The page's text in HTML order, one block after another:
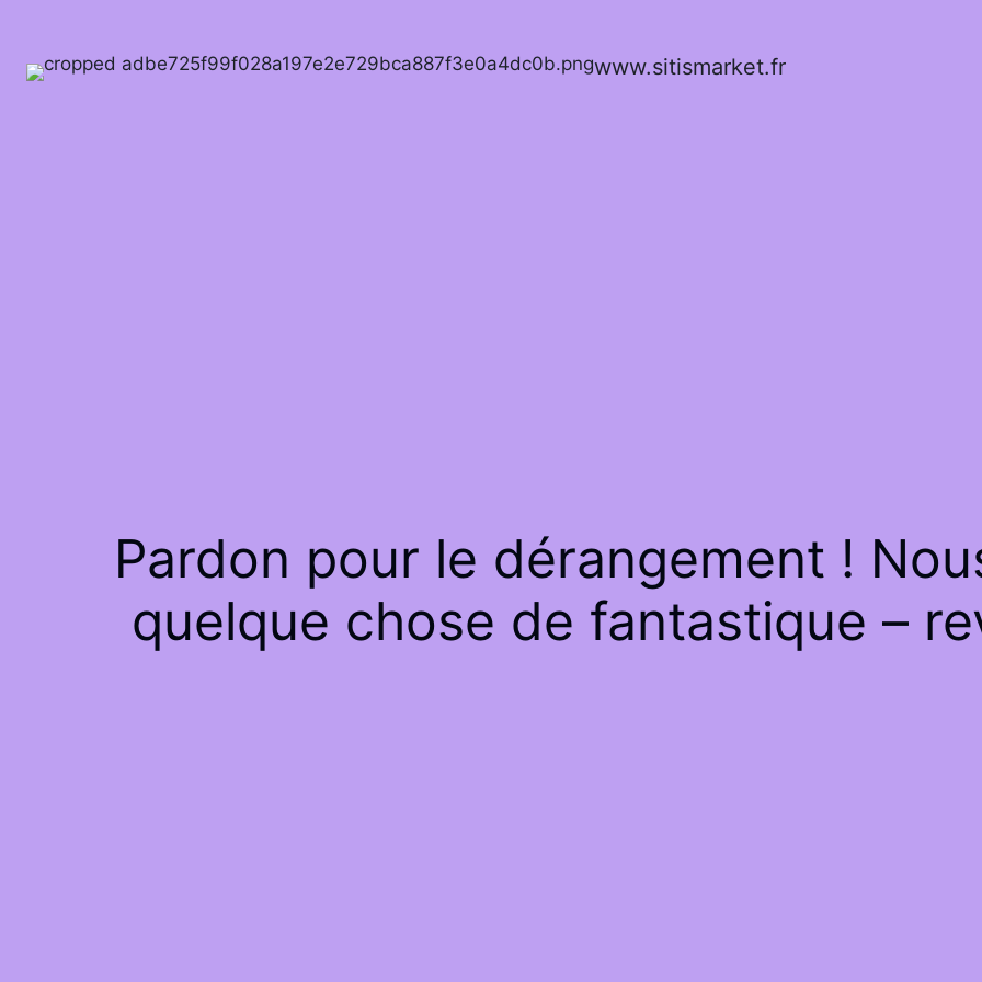
www.sitismarket.fr
Pardon pour le dérangement !
quelque chose de fantastique –